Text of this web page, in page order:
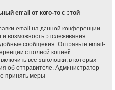
email от кого-то с этой
email на данной конференции
возможность отслеживания
сообщения. Отправьте email-
с полной копией
все заголовки, в которых
об отправителе. Администратор
принять меры.